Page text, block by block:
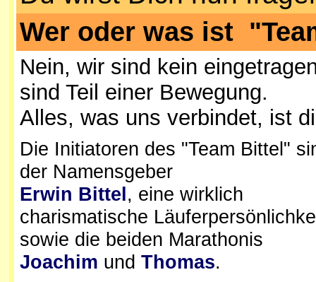
Wer oder was ist
Nein, wir sind kein
sind Teil einer Bewegung.
Alles, was uns verbindet, ist
Die Initiatoren des "Team Bittel"
der Namensgeber
Erwin Bittel, eine wirklich
charismatische
sowie die beiden Marathonis
Joachim und Thomas.